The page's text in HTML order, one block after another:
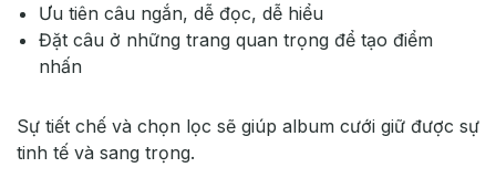
Ưu tiên câu ngắn, dễ đọc, dễ hiểu
Đặt câu ở những trang quan trọng để tạo điểm
nhấn
Sự tiết chế và chọn lọc sẽ giúp album cưới giữ được sự
tinh tế và sang trọng.